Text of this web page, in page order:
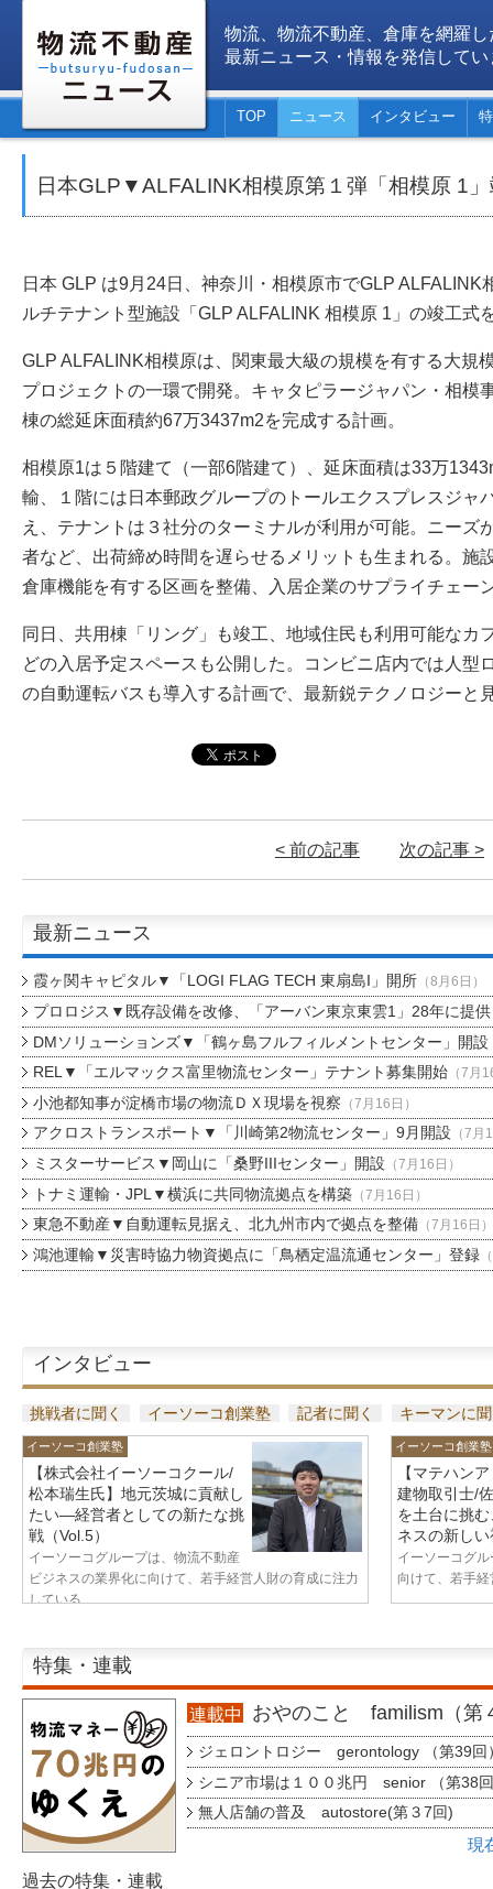
物流、物流不動産、倉庫を網羅し
最新ニュース・情報を発信してい
TOP ニュース インタビュー
日本GLP▼ALFALINK相模原第１弾「相模原 1
日本 GLP は9月24日、神奈川・相模原市でGLP ALFALINK
ルチテナント型施設「GLP ALFALINK 相模原 1」の竣工式
GLP ALFALINK相模原は、関東最大級の規模を有する大規
プロジェクトの一環で開発。キャタピラージャパン・相模
棟の総延床面積約67万3437m2を完成する計画。
相模原1は５階建て（一部6階建て）、延床面積は33万
輸、１階には日本郵政グループのトールエクスプレスジャ
え、テナントは３社分のターミナルが利用が可能。ニーズ
者など、出荷締め時間を遅らせるメリットも生まれる。施
倉庫機能を有する区画を整備、入居企業のサプライチェー
同日、共用棟「リング」も竣工、地域住民も利用可能なカ
どの入居予定スペースも公開した。コンビニ店内では人型
の自動運転バスも導入する計画で、最新鋭テクノロジーと
< 前の記事 次の記事 >
最新ニュース
霞ヶ関キャピタル▼「LOGI FLAG TECH 東扇島I」開所（8月6日）
プロロジス▼既存設備を改修、「アーバン東京東雲1」28年に提供
DMソリューションズ▼「鶴ヶ島フルフィルメントセンター」開設
REL▼「エルマックス富里物流センター」テナント募集開始（7月
小池都知事が淀橋市場の物流ＤＸ現場を視察 （7月16日）
アクロストランスポート▼「川崎第2物流センター」9月開設 （7月
ミスターサービス▼岡山に「桑野IIIセンター」開設 （7月16日）
トナミ運輸・JPL▼横浜に共同物流拠点を構築（7月16日）
東急不動産▼自動運転見据え、北九州市内で拠点を整備（7月16日）
鴻池運輸▼災害時協力物資拠点に「鳥栖定温流通センター」登録
インタビュー
挑戦者に聞く イーソーコ創業塾 記者に聞く キーマンに
イーソーコ創業塾
【株式会社イーソーコクール/
松本瑞生氏】地元茨城に貢献し
たい—経営者としての新たな挑
戦（Vol.5）
イーソーコグループは、物流不動産
ビジネスの業界化に向けて、若手経営人財の育成に注力
している...
イーソーコ創業塾
【マテハン
建物取引士/
を土台に挑
ネスの新し
イーソーコグ
向けて、若手
特集・連載
連載中 おやのこと familism（第
ジェロントロジー gerontology （第39回
シニア市場は１００兆円 senior （第38
無人店舗の普及 autostore(第３7回)
現
過去の特集・連載